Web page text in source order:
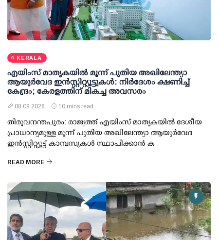
KERALA
എയിംസ് മാതൃകയില്‍ മൂന്ന് പുതിയ അഖിലേന്ത്യാ
ആയുര്‍വേദ ഇന്‍സ്റ്റിറ്റ്യൂട്ടുകള്‍: നിര്‍ദേശം ക്ഷണിച്ച്
കേന്ദ്രം; കേരളത്തിന് മികച്ച അവസരം
08 08 2026 10 mins read
തിരുവനന്തപുരം: രാജ്യത്ത് എയിംസ് മാതൃകയില്‍ ദേശീയ
പ്രാധാന്യമുള്ള മൂന്ന് പുതിയ അഖിലേന്ത്യാ ആയുര്‍വേദ
ഇന്‍സ്റ്റിറ്റ്യൂട്ട് കാമ്പസുകള്‍ സ്ഥാപിക്കാന്‍ ക
READ MORE